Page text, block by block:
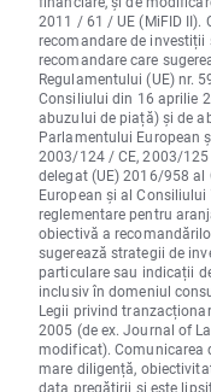
2011 / 61 / UE (MiFID II).
recomandare de
recomandare care
Regulamentului (UE) nr.
Consiliului din 16 aprilie
abuzului de piață) și de
Parlamentului European
2003/124 / CE, 2003/
delegat (UE) 2016/958
European și al
reglementare pentru
obiectivă a
sugerează strategii de
particulare sau indicații
inclusiv în domeniul
Legii privind
2005 (de ex. Journal of
modificat). Comunicarea
mare diligență,
data pregătirii și este